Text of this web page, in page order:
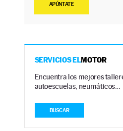
APÚNTATE
SERVICIOS ELMOTOR
Encuentra los mejores
autoescuelas, neumáticos…
BUSCAR